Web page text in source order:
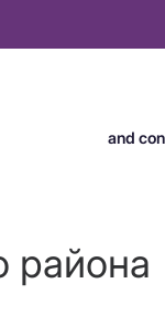
and
района